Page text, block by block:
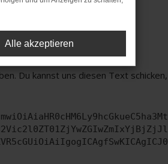
unterstützt werden.
Du kannst uns diesen Text
Alle akzeptieren